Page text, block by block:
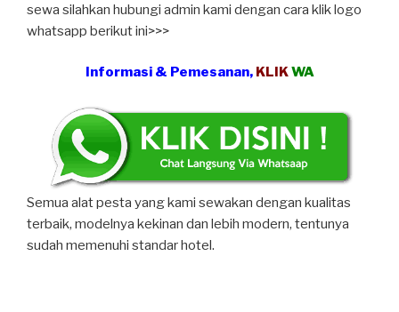
sewa silahkan hubungi admin kami dengan cara klik logo
whatsapp berikut ini>>>
Informasi & Pemesanan, KLIKWA
Semua alat pesta yang kami sewakan dengan kualitas
terbaik, modelnya kekinan dan lebih modern, tentunya
sudah memenuhi standar hotel.